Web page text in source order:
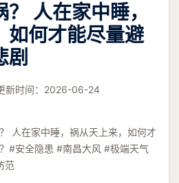
人在家中睡，
如何才能尽量避
剧
新时间： 2026-06-24
人在家中睡，祸从天上来，如何才
#安全隐患 #南昌大风 #极端天气
范